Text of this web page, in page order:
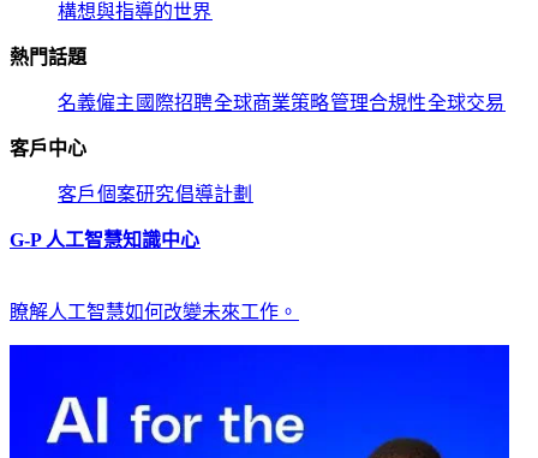
構想與指導的世界​​
熱門話題​​
名義僱主​​ 國際招聘​​全球商業策略​​管理合規性​​全球交易​​
客戶中心​​
客戶​​個案研究​​倡導計劃​​
G-P 人工智慧知識中心​​
瞭解人工智慧如何改變未來工作。​​